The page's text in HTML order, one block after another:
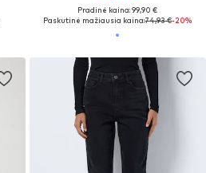
Pradinė kaina: 99,90 €
Paskutinė mažiausia kaina:74,93 €-20%